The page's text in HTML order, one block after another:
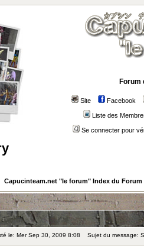
Forum
Site Facebook
Liste des
Se connecter pour
Capucinteam.net "le forum" Index du Forum
le: Mer Sep 30, 2009 8:08 Sujet du message: